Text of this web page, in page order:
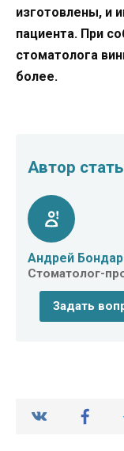
изготовлены, и
пациента. При
стоматолога
более.
Автор
Андрей
Стоматолог-
Задать